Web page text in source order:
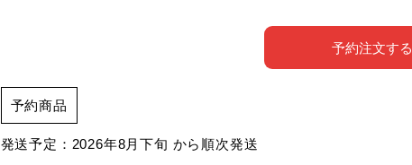
予約注文する
予約商品
発送予定：2026年8月下旬 から順次発送